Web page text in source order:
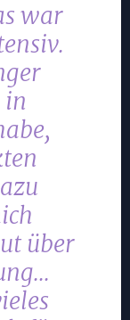
war
in
über